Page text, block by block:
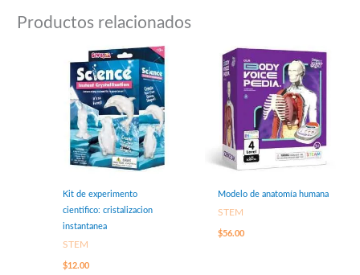
Productos relacionados
Kit de experimento
cientifico: cristalizacion
instantanea
STEM
$12.00
Modelo de anatomía humana
STEM
$56.00